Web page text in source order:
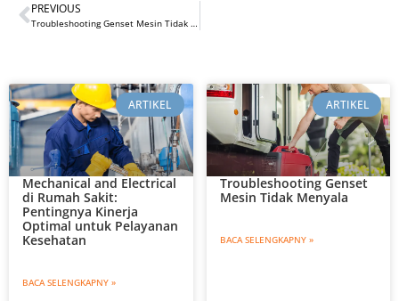
PREVIOUS
Troubleshooting Genset Mesin Tidak Menyala
ARTIKEL
Mechanical and Electrical
di Rumah Sakit:
Pentingnya Kinerja
Optimal untuk Pelayanan
Kesehatan
BACA SELENGKAPNY »
ARTIKEL
Troubleshooting Genset
Mesin Tidak Menyala
BACA SELENGKAPNY »